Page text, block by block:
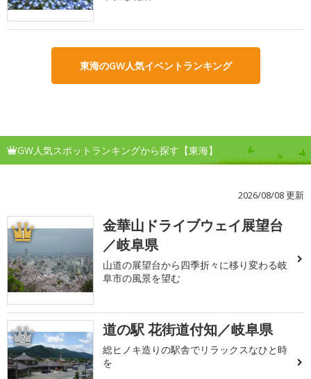
東海のGW人気イベントランキング
GW人気スポットランキングから探す【東海】
2026/08/08 更新
1
金華山ドライブウェイ展望台
／岐阜県
山道の展望台から四季折々に移り変わる岐
阜市の風景を望む
2 道の駅 花街道付知／岐阜県
総ヒノキ造りの駅舎でリラックスなひと時
を